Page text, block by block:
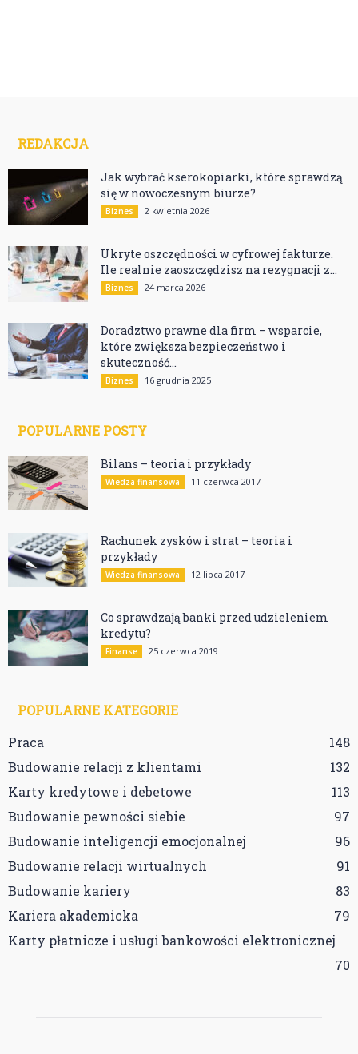
REDAKCJA
Jak wybrać kserokopiarki, które sprawdzą
się w nowoczesnym biurze?
Biznes 2 kwietnia 2026
Ukryte oszczędności w cyfrowej fakturze.
Ile realnie zaoszczędzisz na rezygnacji z...
Biznes 24 marca 2026
Doradztwo prawne dla firm – wsparcie,
które zwiększa bezpieczeństwo i
skuteczność...
Biznes 16 grudnia 2025
POPULARNE POSTY
Bilans – teoria i przykłady
Wiedza finansowa 11 czerwca 2017
Rachunek zysków i strat – teoria i
przykłady
Wiedza finansowa 12 lipca 2017
Co sprawdzają banki przed udzieleniem
kredytu?
Finanse 25 czerwca 2019
POPULARNE KATEGORIE
Praca
148
Budowanie relacji z klientami
132
Karty kredytowe i debetowe
113
Budowanie pewności siebie
97
Budowanie inteligencji emocjonalnej
96
Budowanie relacji wirtualnych
91
Budowanie kariery
83
Kariera akademicka
79
Karty płatnicze i usługi bankowości elektronicznej
70